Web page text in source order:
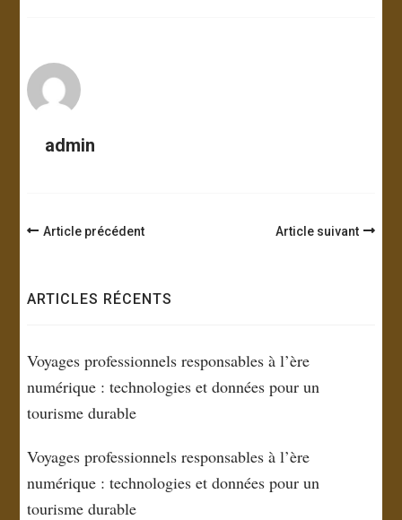
admin
Navigation
Article précédent Article suivant
ARTICLES RÉCENTS
Voyages professionnels responsables à l’ère
numérique : technologies et données pour un
tourisme durable
Voyages professionnels responsables à l’ère
numérique : technologies et données pour un
tourisme durable